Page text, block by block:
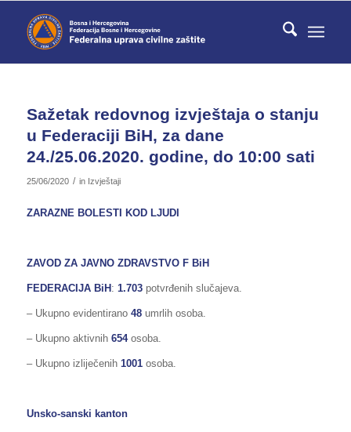
Sažetak redovnog izvještaja o stanju
u Federaciji BiH, za dane
24./25.06.2020. godine, do 10:00 sati
25/06/2020 / in Izvještaji
ZARAZNE BOLESTI KOD LJUDI
ZAVOD ZA JAVNO ZDRAVSTVO F BiH
FEDERACIJA BiH : 1.703 potvrđenih slučajeva.
– Ukupno evidentirano 48umrlih osoba.
– Ukupno aktivnih 654osoba.
– Ukupno izliječenih 1001osoba.
Unsko-sanski kanton